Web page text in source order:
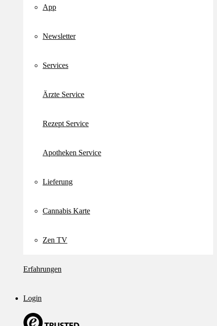
App
Newsletter
Services
Ärzte Service
Rezept Service
Apotheken Service
Lieferung
Cannabis Karte
Zen TV
Erfahrungen
Login